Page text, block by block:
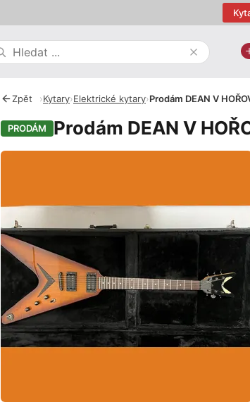
Zpět ›Kytary›Elektrické kytary›Prodám DEAN V
PRODÁM Prodám DEAN V
Fotografie